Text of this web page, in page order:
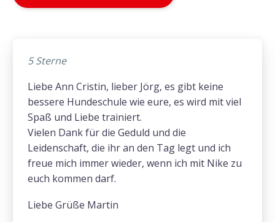
5 Sterne
Liebe Ann Cristin, lieber Jörg, es gibt keine
bessere Hundeschule wie eure, es wird mit viel
Spaß und Liebe trainiert.
Vielen Dank für die Geduld und die
Leidenschaft, die ihr an den Tag legt und ich
freue mich immer wieder, wenn ich mit Nike zu
euch kommen darf.
Liebe Grüße Martin